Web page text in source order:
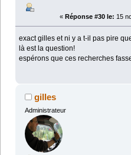
« Réponse #30 le: 15
exact gilles et ni y a t-il pas pire
là est la question!
espérons que ces recherches
gilles
Administrateur